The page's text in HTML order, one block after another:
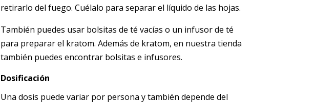
retirarlo del fuego. Cuélalo para separar el líquido de las hojas.
También puedes usar bolsitas de té vacías o un infusor de té
para preparar el kratom. Además de kratom, en nuestra tienda
también puedes encontrar bolsitas e infusores.
Dosificación
Una dosis puede variar por persona y también depende del